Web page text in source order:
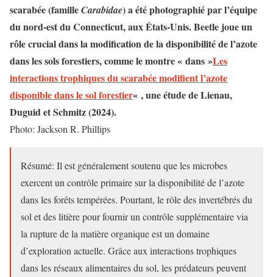
scarabée (familleCarabidae) a été photographié par l’équipe
du nord-est du Connecticut, aux États-Unis. Beetle joue un
rôle crucial dans la modification de la disponibilité de l’azote
dans les sols forestiers, comme le montre « dans »Les
interactions trophiques du scarabée modifient l’azote
disponible dans le sol forestier« , une étude de Lienau,
Duguid et Schmitz (2024).
Photo: Jackson R. Phillips
Résumé: Il est généralement soutenu que les microbes
exercent un contrôle primaire sur la disponibilité de l’azote
dans les forêts tempérées. Pourtant, le rôle des invertébrés du
sol et des litière pour fournir un contrôle supplémentaire via
la rupture de la matière organique est un domaine
d’exploration actuelle. Grâce aux interactions trophiques
dans les réseaux alimentaires du sol, les prédateurs peuvent